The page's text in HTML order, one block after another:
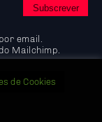
email.
Mailchimp.
de Cookies